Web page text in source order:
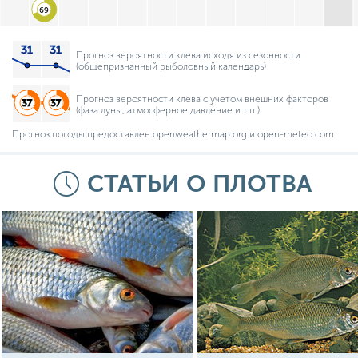
69
Прогноз вероятности клева исходя из сезонности
(общепризнанный рыболовный календарь)
Прогноз вероятности клева с учетом внешних факторов
(фаза луны, атмосферное давление и т.п.)
Прогноз погоды предоставлен openweathermap.org и open-meteo.com
СТАТЬИ О ПЛОТВА